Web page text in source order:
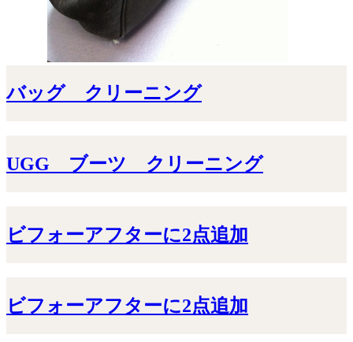
バッグ クリーニング
UGG ブーツ クリーニング
ビフォーアフターに2点追加
ビフォーアフターに2点追加